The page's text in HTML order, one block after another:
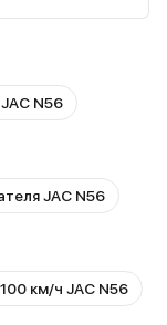
N56
JAC N56
км/ч JAC N56